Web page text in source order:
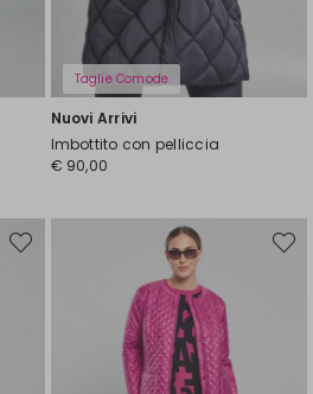
Taglie Comode
Nuovi Arrivi
Imbottito con pelliccia
€ 90,00
Sposta